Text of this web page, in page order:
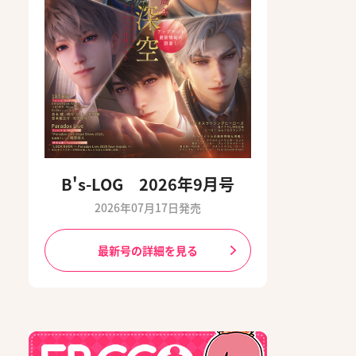
B's-LOG 2026年9月号
2026年07月17日発売
最新号の詳細を見る